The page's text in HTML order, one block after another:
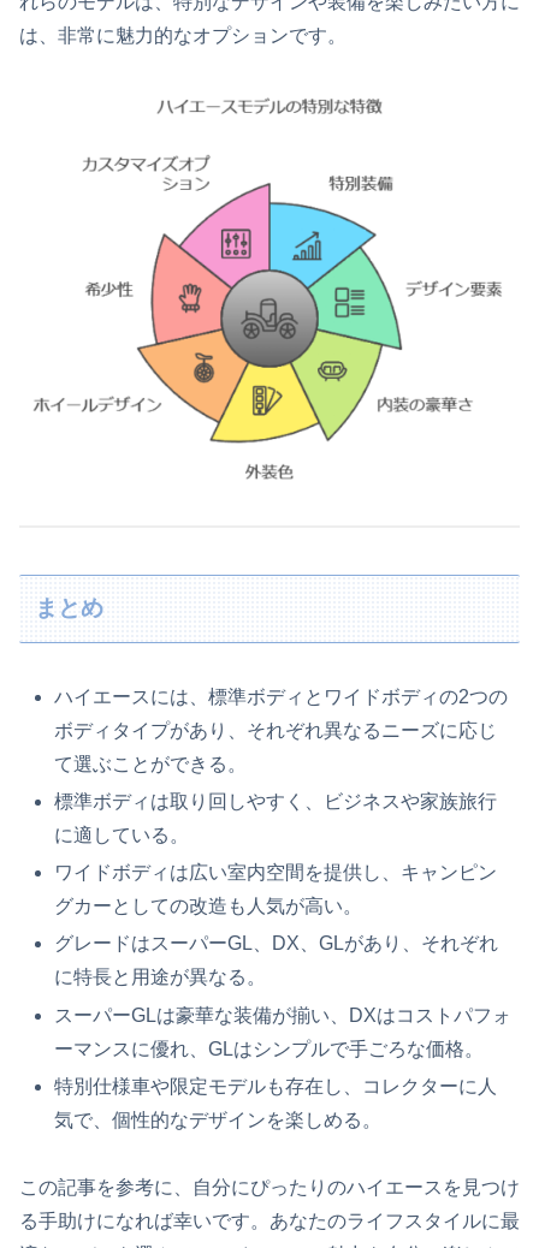
は、非常に魅力的なオプションです。
まとめ
ハイエースには、標準ボディとワイドボディの2つの
ボディタイプがあり、それぞれ異なるニーズに応じ
て選ぶことができる。
標準ボディは取り回しやすく、ビジネスや家族旅行
に適している。
ワイドボディは広い室内空間を提供し、キャンピン
グカーとしての改造も人気が高い。
グレードはスーパーGL、DX、GLがあり、それぞれ
に特長と用途が異なる。
スーパーGLは豪華な装備が揃い、DXはコストパフォ
ーマンスに優れ、GLはシンプルで手ごろな価格。
特別仕様車や限定モデルも存在し、コレクターに人
気で、個性的なデザインを楽しめる。
この記事を参考に、自分にぴったりのハイエースを見つけ
る手助けになれば幸いです。あなたのライフスタイルに最